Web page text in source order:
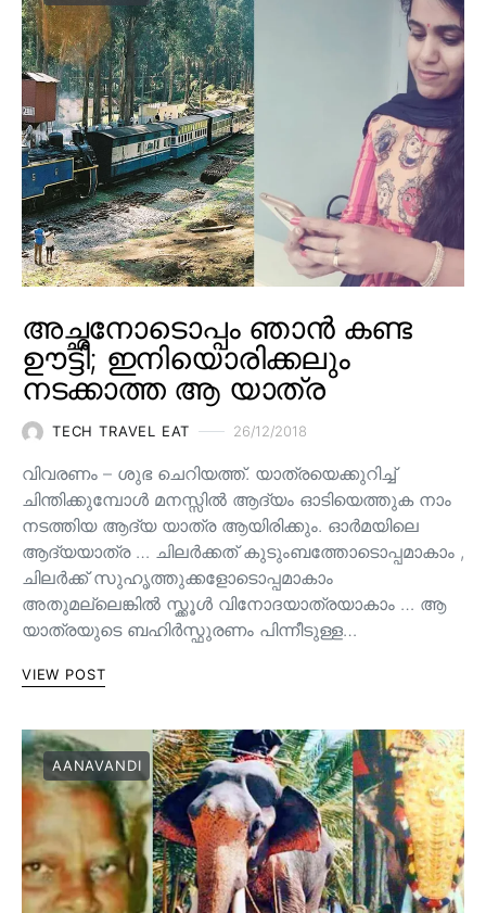
അച്ഛനോടൊപ്പം ഞാൻ കണ്ട
ഊട്ടി; ഇനിയൊരിക്കലും
നടക്കാത്ത ആ യാത്ര
TECH TRAVEL EAT 26/12/2018
വിവരണം – ശുഭ ചെറിയത്ത്. യാത്രയെക്കുറിച്ച്
ചിന്തിക്കുമ്പോൾ മനസ്സിൽ ആദ്യം ഓടിയെത്തുക നാം
നടത്തിയ ആദ്യ യാത്ര ആയിരിക്കും. ഓർമയിലെ
ആദ്യയാത്ര … ചിലർക്കത് കുടുംബത്തോടൊപ്പമാകാം ,
ചിലർക്ക് സുഹൃത്തുക്കളോടൊപ്പമാകാം
അതുമല്ലെങ്കിൽ സ്ക്കൂൾ വിനോദയാത്രയാകാം … ആ
യാത്രയുടെ ബഹിർസ്ഫുരണം പിന്നീടുള്ള…
VIEW POST
AANAVANDI